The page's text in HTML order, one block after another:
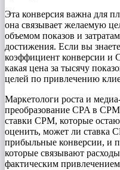
Эта конверсия важна для
она связывает желаемую
объемом показов и
достижения. Если вы
коэффициент конверсии и
какая цена за тысячу
целей по привлечению
Маркетологи роста и
преобразование CPA в
ставки CPM, которые
оценить, может ли ставка
прибыльные конверсии, и
которые связывают
фактическим